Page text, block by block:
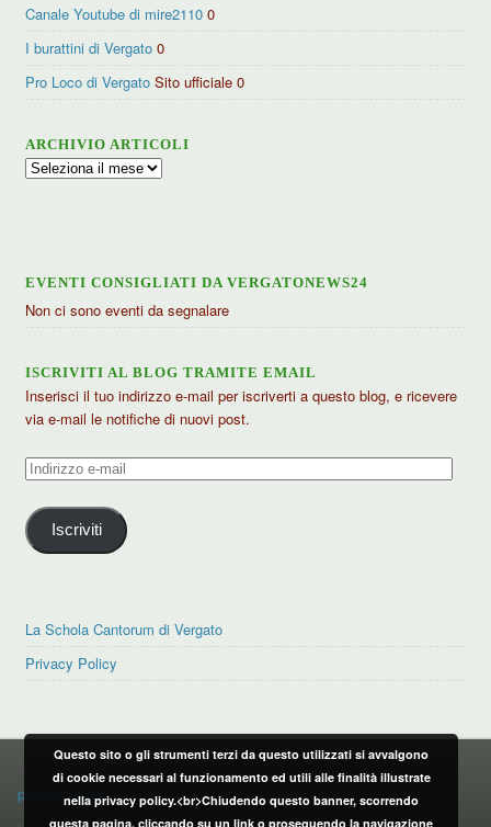
Canale Youtube di mire2110 0
I burattini di Vergato 0
Pro Loco di Vergato Sito ufficiale 0
ARCHIVIO ARTICOLI
Archivio
EVENTI CONSIGLIATI DA VERGATONEWS24
Non ci sono eventi da segnalare
ISCRIVITI AL BLOG TRAMITE EMAIL
Inserisci il tuo indirizzo e-mail per iscriverti a questo blog, e ricevere
via e-mail le notifiche di nuovi post.
Indirizzo
mail
Iscriviti
La Schola Cantorum di Vergato
Privacy Policy
PRIVACY POLICY
privacy policy
Questo sito o gli strumenti terzi da questo utilizzati si avvalgono
di cookie necessari al funzionamento ed utili alle finalità illustrate
nella privacy policy.<br>Chiudendo questo banner, scorrendo
questa pagina, cliccando su un link o proseguendo la navigazione